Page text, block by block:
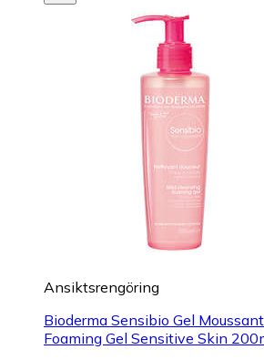
Ansiktsrengöring
Bioderma Sensibio Gel
Foaming Gel Sensitive Skin